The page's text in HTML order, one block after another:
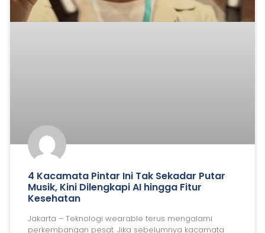
4 Kacamata Pintar Ini Tak Sekadar Putar
Musik, Kini Dilengkapi AI hingga Fitur
Kesehatan
Jakarta – Teknologi wearable terus mengalami
perkembangan pesat. Jika sebelumnya kacamata